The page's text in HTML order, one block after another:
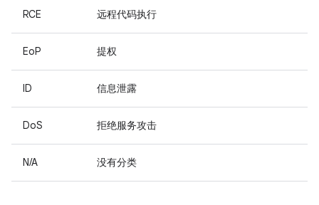
RCE 远程代码执行
EoP 提权
ID 信息泄露
DoS 拒绝服务攻击
N/A 没有分类